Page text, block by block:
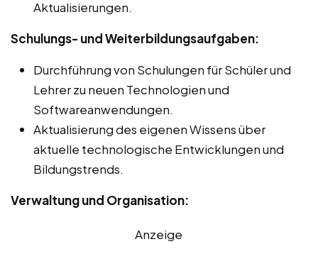
Aktualisierungen.
Schulungs- und Weiterbildungsaufgaben:
Durchführung von Schulungen für Schüler und
Lehrer zu neuen Technologien und
Softwareanwendungen.
Aktualisierung des eigenen Wissens über
aktuelle technologische Entwicklungen und
Bildungstrends.
Verwaltung und Organisation:
Anzeige